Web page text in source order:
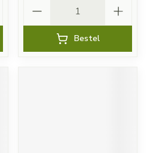
Bestel